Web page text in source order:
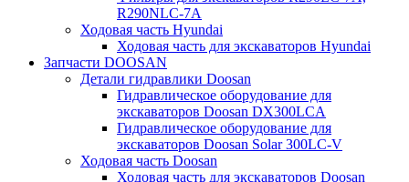
R290NLC-7A
Ходовая часть Hyundai
Ходовая часть для экскаваторов Hyundai
Запчасти DOOSAN
Детали гидравлики Doosan
Гидравлическое оборудование для
экскаваторов Doosan DX300LCA
Гидравлическое оборудование для
экскаваторов Doosan Solar 300LC-V
Ходовая часть Doosan
Ходовая часть для экскаваторов Doosan